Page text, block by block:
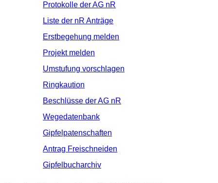
Protokolle der AG nR
Liste der nR Anträge
Erstbegehung melden
Projekt melden
Umstufung vorschlagen
Ringkaution
Beschlüsse der AG nR
Wegedatenbank
Gipfelpatenschaften
Antrag Freischneiden
Gipfelbucharchiv